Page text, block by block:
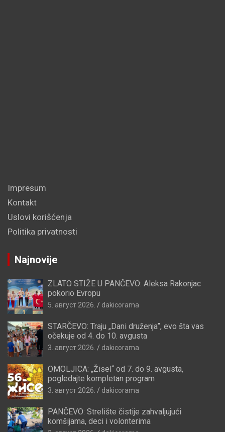
Impresum
Kontakt
Uslovi korišćenja
Politika privatnosti
Najnovije
ZLATO STIŽE U PANČEVO: Aleksa Rakonjac
pokorio Evropu
5. август 2026. dakicorama
STARČEVO: Traju „Dani druženja”, evo šta vas
očekuje od 4. do 10. avgusta
3. август 2026. dakicorama
OMOLJICA: „Žisel“ od 7. do 9. avgusta,
pogledajte kompletan program
3. август 2026. dakicorama
PANČEVO: Strelište čistije zahvaljujući
komšijama, deci i volonterima